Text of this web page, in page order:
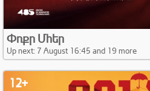
Փոքր Մհեր
Up next: 7 August 16:45 and 19 more
12+